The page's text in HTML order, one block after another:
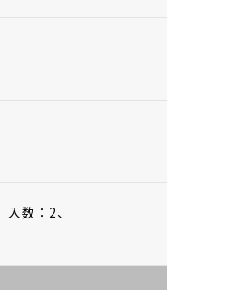
入数：2、